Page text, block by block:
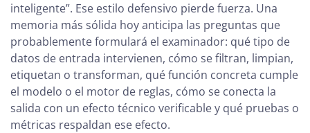
inteligente”. Ese estilo defensivo pierde fuerza. Una
memoria más sólida hoy anticipa las preguntas que
probablemente formulará el examinador: qué tipo de
datos de entrada intervienen, cómo se filtran, limpian,
etiquetan o transforman, qué función concreta cumple
el modelo o el motor de reglas, cómo se conecta la
salida con un efecto técnico verificable y qué pruebas o
métricas respaldan ese efecto.